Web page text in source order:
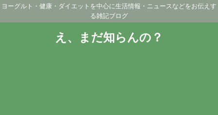
ヨーグルト・健康・ダイエットを中心に生活情報・ニュースなどをお伝えす
る雑記ブログ
え、まだ知らんの？